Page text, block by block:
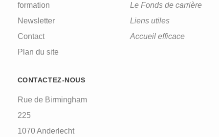
formation
Newsletter
Contact
Plan du site
Le Fonds de carrière
Liens utiles
Accueil efficace
CONTACTEZ-NOUS
Rue de Birmingham
225
1070 Anderlecht